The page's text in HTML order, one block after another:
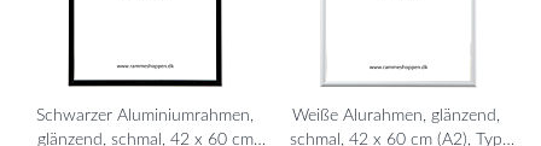
Schwarzer Aluminiumrahmen,
glänzend, schmal, 42 x 60 cm
Weiße Alurahmen, glänzend,
schmal, 42 x 60 cm (A2), Typ